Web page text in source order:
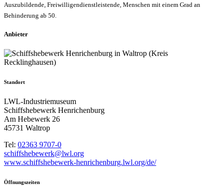
Auszubildende, Freiwilligendienstleistende, Menschen mit einem Grad an
Behinderung ab 50.
Anbieter
Standort
LWL-Industriemuseum
Schiffshebewerk Henrichenburg
Am Hebewerk 26
45731 Waltrop
Tel: 02363 9707-0
schiffshebewerk@lwl.org
www.schiffshebewerk-henrichenburg.lwl.org/de/
Öffnungszeiten